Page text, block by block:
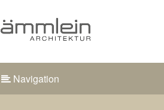
Navigation